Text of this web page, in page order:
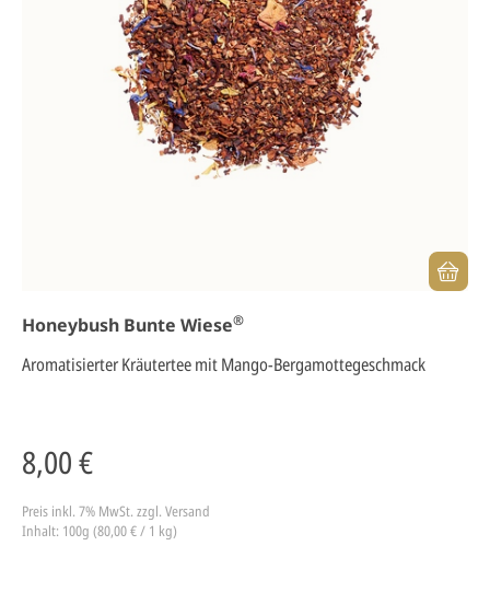
Honeybush Bunte Wiese®
Aromatisierter Kräutertee mit Mango-Bergamottegeschmack
8,00 €
Preis inkl. 7% MwSt. zzgl. Versand
Inhalt: 100g (80,00 € / 1 kg)